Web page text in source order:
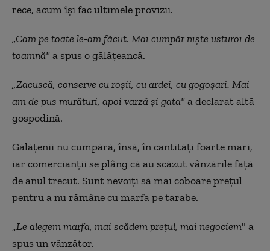
rece, acum îşi fac ultimele provizii.
„Cam pe toate le-am făcut. Mai cumpăr nişte usturoi de
toamnă" a spus o gălăţeancă.
„Zacuscă, conserve cu roşii, cu ardei, cu gogoşari. Mai
am de pus murături, apoi varză şi gata" a declarat altă
gospodină.
Gălăţenii nu cumpără, însă, în cantităţi foarte mari,
iar comercianţii se plâng că au scăzut vânzările faţă
de anul trecut. Sunt nevoiţi să mai coboare preţul
pentru a nu rămâne cu marfa pe tarabe.
„Le alegem marfa, mai scădem preţul, mai negociem" a
spus un vânzător.